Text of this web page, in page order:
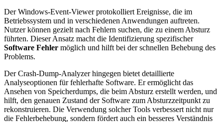
Der Windows-Event-Viewer protokolliert Ereignisse, die im
Betriebssystem und in verschiedenen Anwendungen auftreten.
Nutzer können gezielt nach Fehlern suchen, die zu einem Absturz
führten. Dieser Ansatz macht die Identifizierung spezifischer
Software Fehler möglich und hilft bei der schnellen Behebung des
Problems.
Der Crash-Dump-Analyzer hingegen bietet detaillierte
Analyseoptionen für fehlerhafte Software. Er ermöglicht das
Ansehen von Speicherdumps, die beim Absturz erstellt werden, und
hilft, den genauen Zustand der Software zum Absturzzeitpunkt zu
rekonstruieren. Die Verwendung solcher Tools verbessert nicht nur
die Fehlerbehebung, sondern fördert auch ein besseres Verständnis